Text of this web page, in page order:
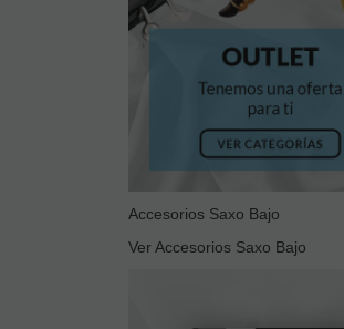
Accesorios Saxo Bajo
Ver Accesorios Saxo Bajo